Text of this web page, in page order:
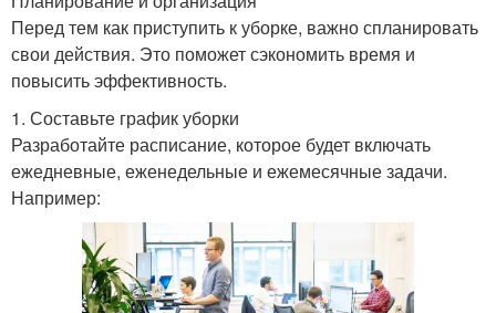
Перед тем как приступить к уборке, важно спланировать
свои действия. Это поможет сэкономить время и
повысить эффективность.
1. Составьте график уборки
Разработайте расписание, которое будет включать
ежедневные, еженедельные и ежемесячные задачи.
Например: